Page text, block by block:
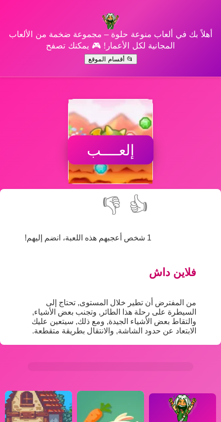
أهلاً بك في ألعاب منوعة حلوة – مجموعة ضخمة من الألعاب
المجانية لكل الأعمار! 🎮 يمكنك تصفح
📂 أقسام الموقع
إلعــــب
👍
👎
1 شخص أعجبهم هذه اللعبة، انضم إليهم!
فلاين داش
من المفترض أن تطير خلال المستوى, تحتاج إلى
السيطرة على رحلة هذا الطائر, وتجنب بعض الأشياء,
والتقاط بعض الأشياء الجيدة, ومع ذلك, سيتعين عليك
الابتعاد عن حدود الشاشة, والانتقال بطريقة متقطعة.